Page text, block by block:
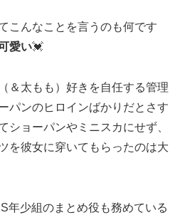
んなことを言うのも何です
愛い💓
＆太もも）好きを自任する管理
パンのヒロインばかりだとさす
ショーパンやミニスカにせず、
を彼女に穿いてもらったのは大
年少組のまとめ役も務めている